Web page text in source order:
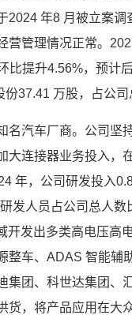
2024 年8 月被立案
营管理情况正常。
比提升4.56%，预计
37.41 万股，占公
名汽车厂商。公司坚
大连接器业务投入，
年，公司研发投入
发人员占公司总人
开发出多类高电压高
整车、ADAS 智能辅
集团、科世达集团、
货，将产品应用在大